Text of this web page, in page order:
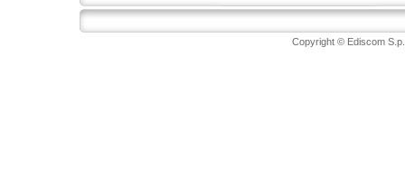
Copyright © Ediscom